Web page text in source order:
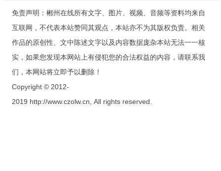
免责声明：郴州在线所有文字、图片、视频、音频等资料均来自
互联网，不代表本站赞同其观点，本站亦不为其版权负责。相关
作品的原创性、文中陈述文字以及内容数据庞杂本站无法一一核
实，如果您发现本网站上有侵犯您的合法权益的内容，请联系我
们，本网站将立即予以删除！
Copyright © 2012-
2019 http://www.czolw.cn, All rights reserved.